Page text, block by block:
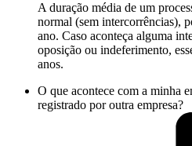
A duração média de um
normal (sem intercorrências),
ano. Caso aconteça alguma
oposição ou indeferimento,
anos.
O que acontece com a minha
registrado por outra empresa?